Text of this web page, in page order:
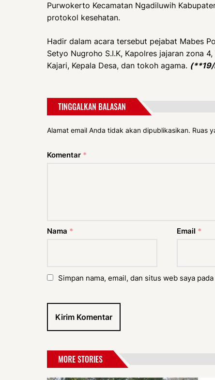
Purwokerto Kecamatan Ngadiluwih
protokol kesehatan.
Hadir dalam acara tersebut pejabat Mabes
Setyo Nugroho S.I.K, Kapolres jajaran zona
Kajari, Kepala Desa, dan tokoh agama.
TINGGALKAN BALASAN
Alamat email Anda tidak akan dipublikasikan. Ruas
Komentar *
Nama * Email *
Simpan nama, email, dan situs web saya
MORE STORIES